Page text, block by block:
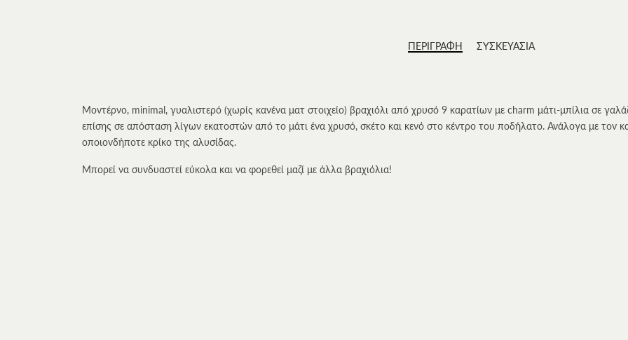
ΠΕΡΙΓΡΑΦΗ ΣΥΣΚΕΥΑΣΙΑ
Μοντέρνο, minimal, γυαλιστερό (χωρίς κανένα ματ στοιχείο) βραχιόλι από χρυσό 9 καρατίων με charm μάτι-μπίλια σε
επίσης σε απόσταση λίγων εκατοστών από το μάτι ένα χρυσό, σκέτο και κενό στο κέντρο του ποδήλατο. Ανάλογα με τον
οποιονδήποτε κρίκο της αλυσίδας.
Μπορεί να συνδυαστεί εύκολα και να φορεθεί μαζί με άλλα βραχιόλια!